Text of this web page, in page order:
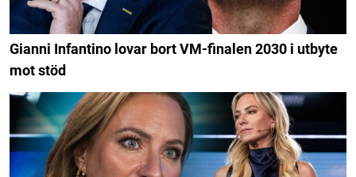
Gianni Infantino lovar bort VM-finalen 2030 i utbyte
mot stöd